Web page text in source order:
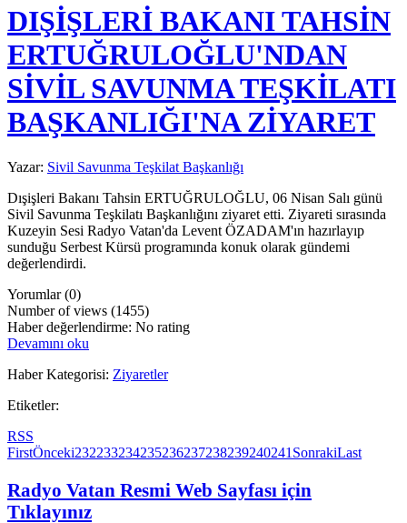
DIŞİŞLERİ BAKANI TAHSİN
ERTUĞRULOĞLU'NDAN
SİVİL SAVUNMA TEŞKİLATI
BAŞKANLIĞI'NA ZİYARET
Yazar: Sivil Savunma Teşkilat Başkanlığı
Dışişleri Bakanı Tahsin ERTUĞRULOĞLU, 06 Nisan Salı günü
Sivil Savunma Teşkilatı Başkanlığını ziyaret etti. Ziyareti sırasında
Kuzeyin Sesi Radyo Vatan'da Levent ÖZADAM'ın hazırlayıp
sunduğu Serbest Kürsü programında konuk olarak gündemi
değerlendirdi.
Yorumlar (0)
Number of views (1455)
Haber değerlendirme: No rating
Devamını oku
Haber Kategorisi: Ziyaretler
Etiketler:
RSS
FirstÖnceki232233234235236237238239240241 SonrakiLast
Radyo Vatan Resmi Web Sayfası için
Tıklayınız